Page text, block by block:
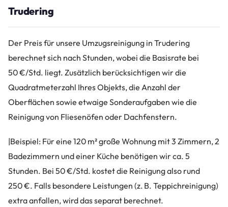
Trudering
Der Preis für unsere Umzugsreinigung in Trudering
berechnet sich nach Stunden, wobei die Basisrate bei
50 €/Std. liegt. Zusätzlich berücksichtigen wir die
Quadratmeterzahl Ihres Objekts, die Anzahl der
Oberflächen sowie etwaige Sonderaufgaben wie die
Reinigung von Fliesenöfen oder Dachfenstern.
|Beispiel: Für eine 120 m² große Wohnung mit 3 Zimmern, 2
Badezimmern und einer Küche benötigen wir ca. 5
Stunden. Bei 50 €/Std. kostet die Reinigung also rund
250 €. Falls besondere Leistungen (z. B. Teppichreinigung)
extra anfallen, wird das separat berechnet.